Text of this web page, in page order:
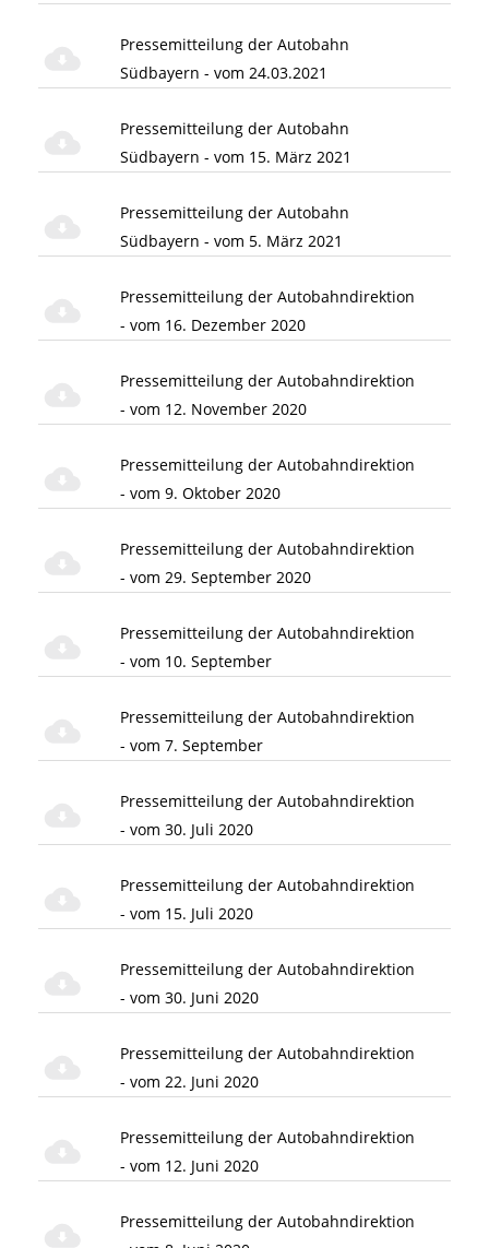
Pressemitteilung der Autobahn
Südbayern - vom 24.03.2021
Pressemitteilung der Autobahn
Südbayern - vom 15. März 2021
Pressemitteilung der Autobahn
Südbayern - vom 5. März 2021
Pressemitteilung der Autobahndirektion
- vom 16. Dezember 2020
Pressemitteilung der Autobahndirektion
- vom 12. November 2020
Pressemitteilung der Autobahndirektion
- vom 9. Oktober 2020
Pressemitteilung der Autobahndirektion
- vom 29. September 2020
Pressemitteilung der Autobahndirektion
- vom 10. September
Pressemitteilung der Autobahndirektion
- vom 7. September
Pressemitteilung der Autobahndirektion
- vom 30. Juli 2020
Pressemitteilung der Autobahndirektion
- vom 15. Juli 2020
Pressemitteilung der Autobahndirektion
- vom 30. Juni 2020
Pressemitteilung der Autobahndirektion
- vom 22. Juni 2020
Pressemitteilung der Autobahndirektion
- vom 12. Juni 2020
Pressemitteilung der Autobahndirektion